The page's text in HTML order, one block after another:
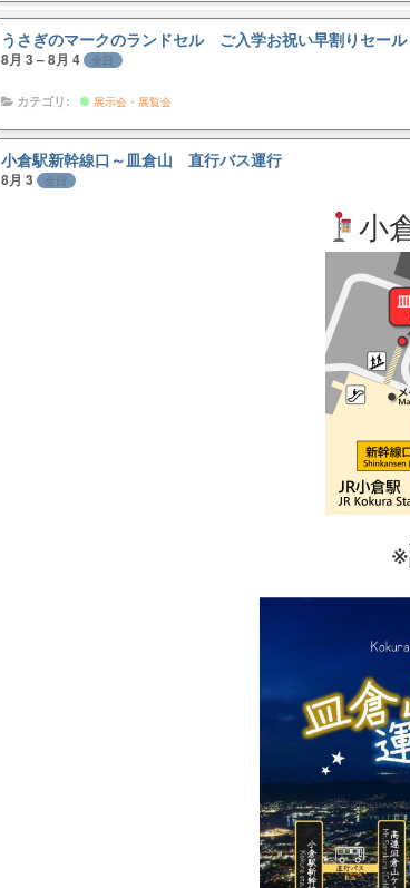
うさぎのマークのランドセル ご入学お祝い早割りセール
8月 3 – 8月 4 全日
カテゴリ: 展示会・展覧会
小倉駅新幹線口～皿倉山 直行バス運行
8月 3 全日
小